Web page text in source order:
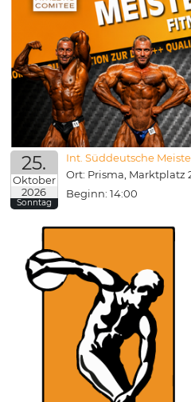
25.
Oktober
2026
Sonntag
Int. Süddeutsche
Ort: Prisma, Marktplatz
Beginn: 14:00